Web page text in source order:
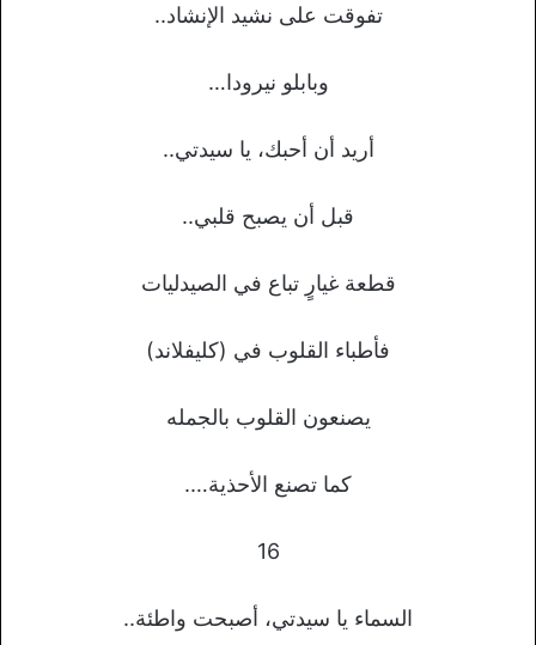
تفوقت على نشيد الإنشاد..
وبابلو نيرودا…
أريد أن أحبك، يا سيدتي..
قبل أن يصبح قلبي..
قطعة غيارٍ تباع في الصيدليات
فأطباء القلوب في (كليفلاند)
يصنعون القلوب بالجمله
كما تصنع الأحذية….
16
السماء يا سيدتي، أصبحت واطئة..